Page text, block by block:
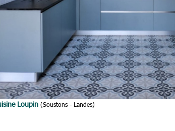
Loupin (Soustons - Landes)